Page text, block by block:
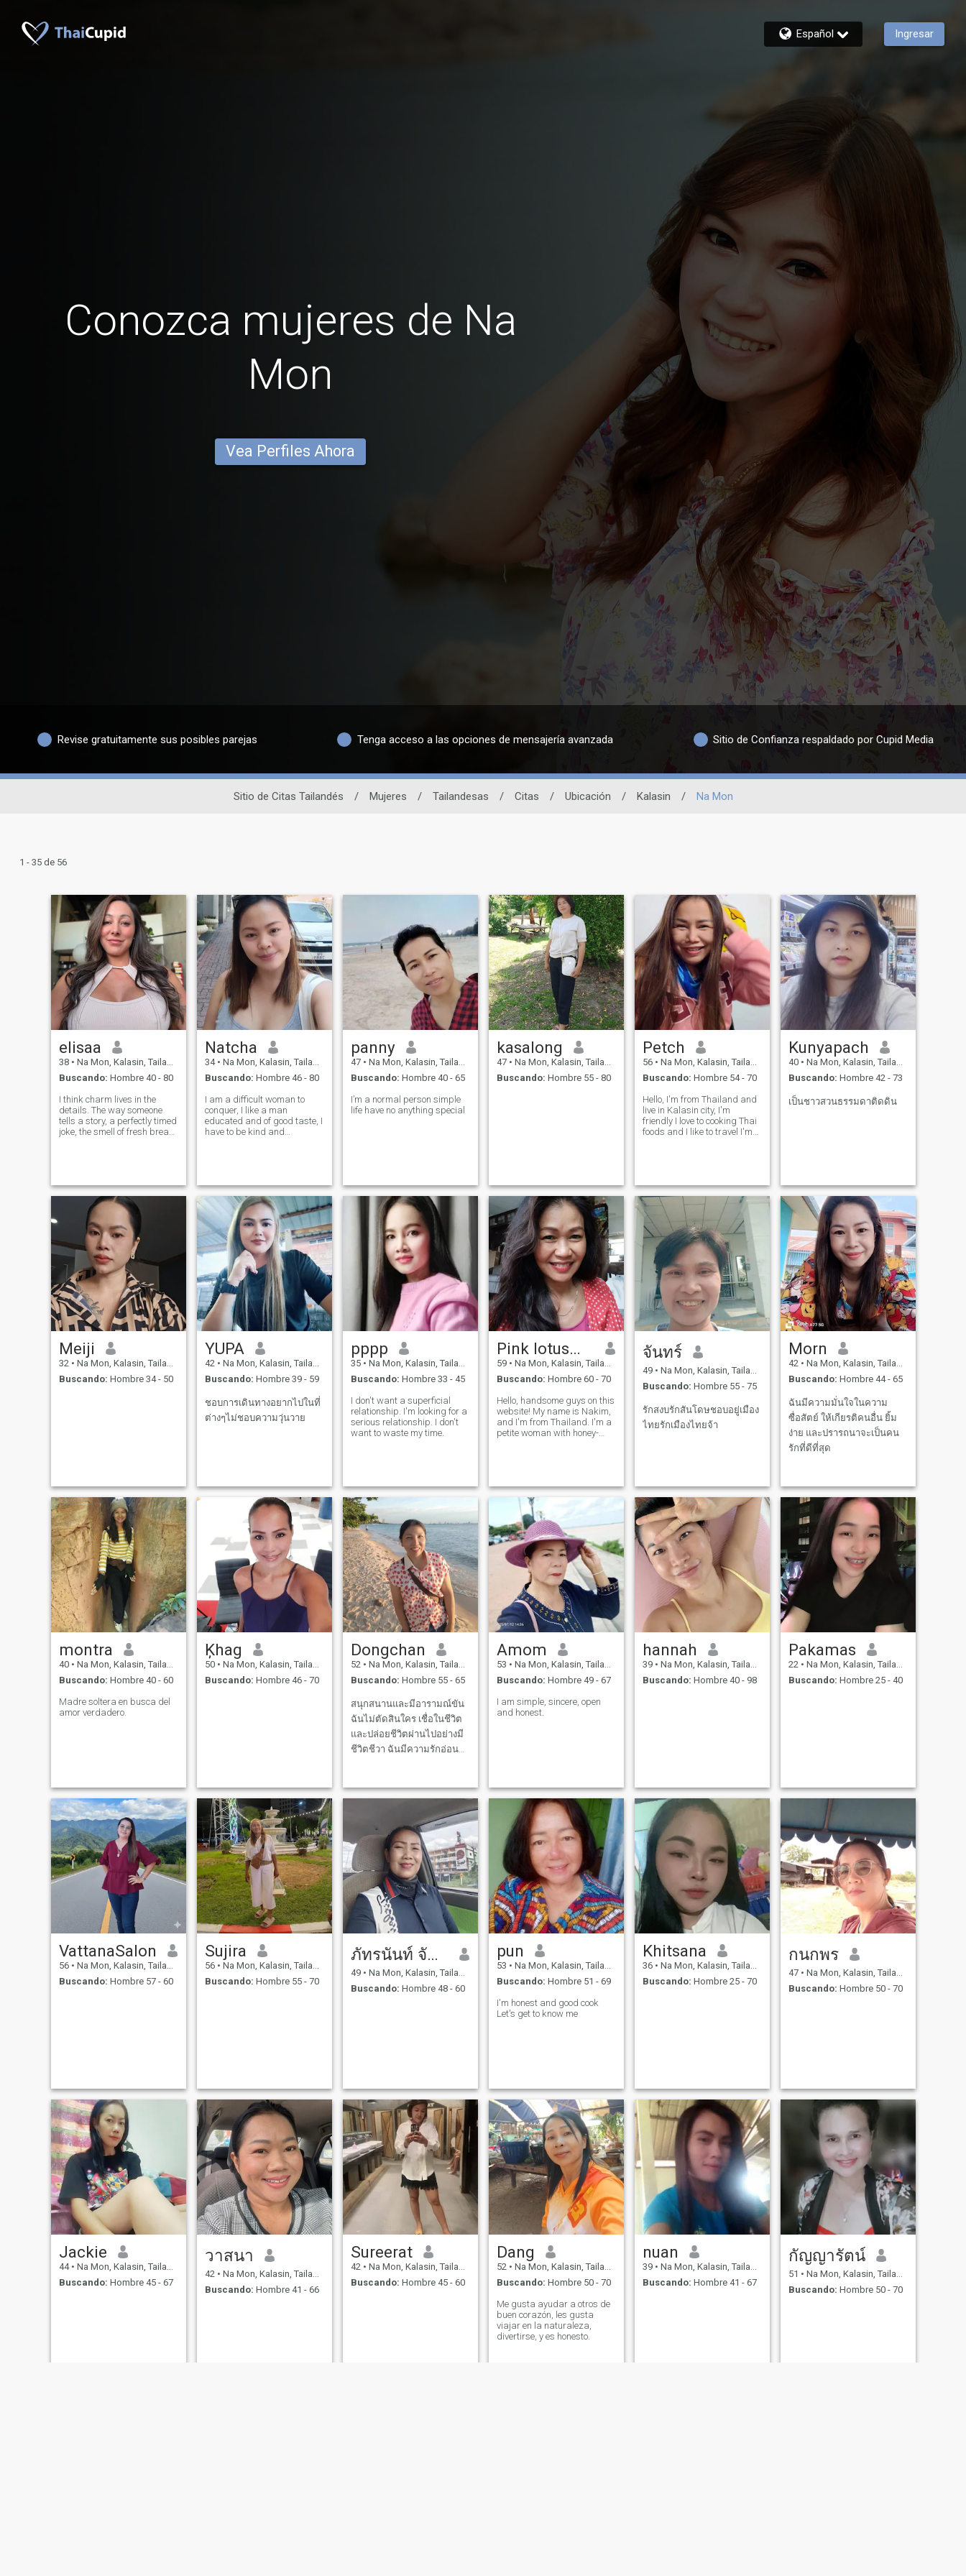
Español Ingresar
Conozca mujeres de Na
Mon
Vea Perfiles Ahora
Revise gratuitamente sus posibles parejas Tenga acceso a las opciones de mensajería avanzada Sitio de Confianza respaldado por Cupid Media
Sitio de Citas Tailandés / Mujeres / Tailandesas / Citas / Ubicación / Kalasin / Na Mon
1 - 35 de 56
elisaa
38 • Na Mon, Kalasin, Tailandia
Buscando: Hombre 40 - 80
I think charm lives in the
details. The way someone
tells a story, a perfectly timed
joke, the smell of fresh bread,
a little sentimental about t
Natcha
34 • Na Mon, Kalasin, Tailandia
Buscando: Hombre 46 - 80
I am a difficult woman to
conquer, I like a man
educated and of good taste, I
have to be kind and
captivated by me and want
to meet me.
panny
47 • Na Mon, Kalasin, Tailandia
Buscando: Hombre 40 - 65
I’m a normal person simple
life have no anything special
kasalong
47 • Na Mon, Kalasin, Tailandia
Buscando: Hombre 55 - 80
Petch
56 • Na Mon, Kalasin, Tailandia
Buscando: Hombre 54 - 70
Hello, I'm from Thailand and
live in Kalasin city, I'm
friendly I love to cooking Thai
foods and I like to travel I'm
than.
Kunyapach
40 • Na Mon, Kalasin, Tailandia
Buscando: Hombre 42 - 73
เป็นชาวสวนธรรมดาติดดิน
Meiji
32 • Na Mon, Kalasin, Tailandia
Buscando: Hombre 34 - 50
YUPA
42 • Na Mon, Kalasin, Tailandia
Buscando: Hombre 39 - 59
ชอบการเดินทางอยากไปในที่
ต่างๆไม่ชอบความวุ่นวาย
pppp
35 • Na Mon, Kalasin, Tailandia
Buscando: Hombre 33 - 45
I don't want a superficial
relationship. I'm looking for a
serious relationship. I don't
want to waste my time.
Pink lotus🇹🇭
59 • Na Mon, Kalasin, Tailandia
Buscando: Hombre 60 - 70
Hello, handsome guys on this
website! My name is Nakim,
and I'm from Thailand. I'm a
petite woman with honey-
peaceful and serene. There
are no
จันทร์
49 • Na Mon, Kalasin, Tailandia
Buscando: Hombre 55 - 75
รักสงบรักสันโดษชอบอยู่เมือง
ไทยรักเมืองไทยจ้า
Morn
42 • Na Mon, Kalasin, Tailandia
Buscando: Hombre 44 - 65
ฉันมีความมั่นใจในความ
ซื่อสัตย์ ให้เกียรติคนอื่น ยิ้ม
ง่าย และปรารถนาจะเป็นคน
รักที่ดีที่สุด
montra
40 • Na Mon, Kalasin, Tailandia
Buscando: Hombre 40 - 60
Madre soltera en busca del
amor verdadero.
Ķhag
50 • Na Mon, Kalasin, Tailandia
Buscando: Hombre 46 - 70
Dongchan
52 • Na Mon, Kalasin, Tailandia
Buscando: Hombre 55 - 65
สนุกสนานและมีอารามณ์ขัน
ฉันไม่ตัดสินใคร เชื่อในชีวิต
และปล่อยชีวิตผ่านไปอย่างมี
ชีวิตชีวา ฉันมีความรักอ่อน
Amom
53 • Na Mon, Kalasin, Tailandia
Buscando: Hombre 49 - 67
I am simple, sincere, open
and honest.
hannah
39 • Na Mon, Kalasin, Tailandia
Buscando: Hombre 40 - 98
Pakamas
22 • Na Mon, Kalasin, Tailandia
Buscando: Hombre 25 - 40
VattanaSalon
56 • Na Mon, Kalasin, Tailandia
Buscando: Hombre 57 - 60
Sujira
56 • Na Mon, Kalasin, Tailandia
Buscando: Hombre 55 - 70
ภัทรนันท์ จันทะคัด
49 • Na Mon, Kalasin, Tailandia
Buscando: Hombre 48 - 60
pun
53 • Na Mon, Kalasin, Tailandia
Buscando: Hombre 51 - 69
I'm honest and good cook
Let's get to know me
Khitsana
36 • Na Mon, Kalasin, Tailandia
Buscando: Hombre 25 - 70
กนกพร
47 • Na Mon, Kalasin, Tailandia
Buscando: Hombre 50 - 70
Jackie
44 • Na Mon, Kalasin, Tailandia
Buscando: Hombre 45 - 67
วาสนา
42 • Na Mon, Kalasin, Tailandia
Buscando: Hombre 41 - 66
Sureerat
42 • Na Mon, Kalasin, Tailandia
Buscando: Hombre 45 - 60
Dang
52 • Na Mon, Kalasin, Tailandia
Buscando: Hombre 50 - 70
Me gusta ayudar a otros de
buen corazón, les gusta
viajar en la naturaleza,
divertirse, y es honesto.
nuan
39 • Na Mon, Kalasin, Tailandia
Buscando: Hombre 41 - 67
กัญญารัตน์
51 • Na Mon, Kalasin, Tailandia
Buscando: Hombre 50 - 70